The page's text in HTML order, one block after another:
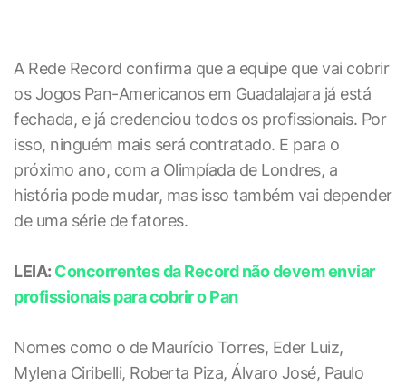
A Rede Record confirma que a equipe que vai cobrir
os Jogos Pan-Americanos em Guadalajara já está
fechada, e já credenciou todos os profissionais. Por
isso, ninguém mais será contratado. E para o
próximo ano, com a Olimpíada de Londres, a
história pode mudar, mas isso também vai depender
de uma série de fatores.
LEIA: Concorrentes da Record não devem enviar
profissionais para cobrir o Pan
Nomes como o de Maurício Torres, Eder Luiz,
Mylena Ciribelli, Roberta Piza, Álvaro José, Paulo